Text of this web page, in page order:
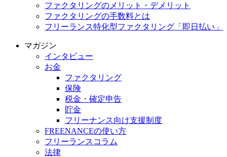
ファクタリングのメリット・デメリット
ファクタリングの手数料とは
フリーランス特化型ファクタリング「即日払い」
マガジン
インタビュー
お金
ファクタリング
保険
税金・確定申告
貯金
フリーナンス向け支援制度
FREENANCEの使い方
フリーランスコラム
法律